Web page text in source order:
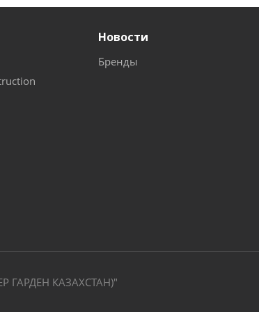
Новости
Бренды
ГАРДЕН КАЗАХСТАН)"